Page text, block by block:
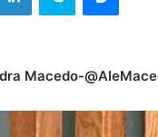
Macedo-